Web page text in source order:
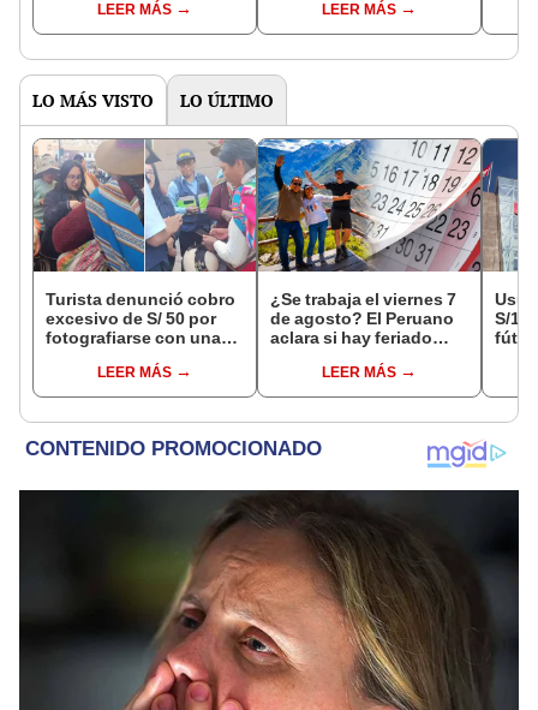
LEER MÁS LEER MÁS
LO MÁS VISTO LO ÚLTIMO
Turista denunció cobro
excesivo de S/ 50 por
fotografiarse con una
Serenazgo recuperó el
dinero
LEER MÁS
¿Se trabaja el viernes 7
de agosto? El Peruano
aclara si hay feriado
del 6 de agosto
LEER MÁS
S/